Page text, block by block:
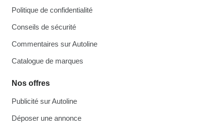
Politique de confidentialité
Conseils de sécurité
Commentaires sur Autoline
Catalogue de marques
Nos offres
Publicité sur Autoline
Déposer une annonce